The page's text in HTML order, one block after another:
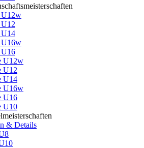
U12w
U12
U14
U16w
U16
U10
& Details